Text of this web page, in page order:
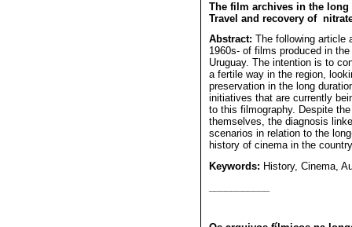
The film archives in the long
Travel and recovery of
Abstract: The following article
1960s- of films produced in
Uruguay. The intention is to
a fertile way in the region,
preservation in the long
initiatives that are currently
to this filmography. Despite
themselves, the diagnosis
scenarios in relation to the
history of cinema in the
Keywords: History, Cinema,